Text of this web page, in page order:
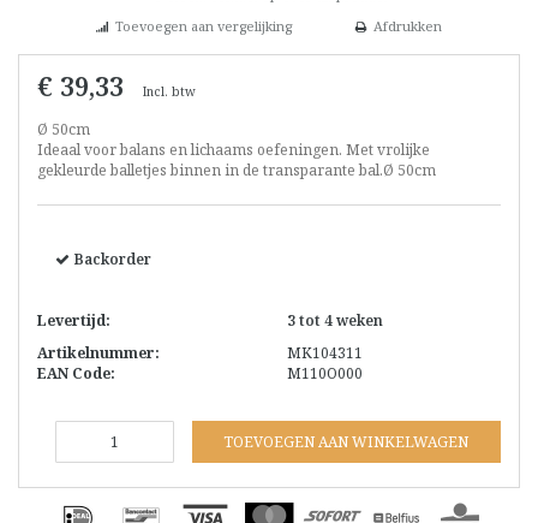
Toevoegen aan vergelijking
Afdrukken
€ 39,33 Incl. btw
Ø 50cm
Ideaal voor balans en lichaams oefeningen. Met vrolijke
gekleurde balletjes binnen in de transparante bal.Ø 50cm
Backorder
Levertijd:
3 tot 4 weken
Artikelnummer:
MK104311
EAN Code:
M110O000
TOEVOEGEN AAN WINKELWAGEN